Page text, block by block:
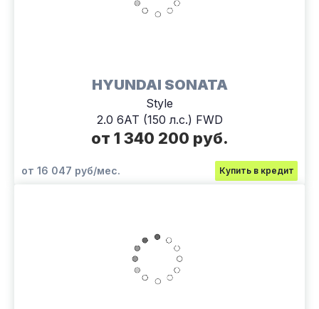
HYUNDAI SONATA
Style
2.0 6АТ (150 л.с.) FWD
от 1 340 200 руб.
от 16 047 руб/мес. Купить в кредит